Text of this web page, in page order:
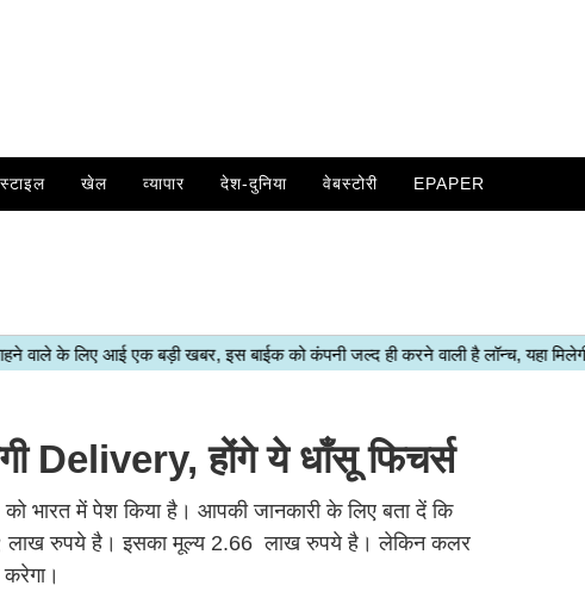
खेल व्यापार देश-दुनिया वेबस्टोरी EPAPER
Delivery, होंगे ये धाँसू फिचर्स
भारत में पेश किया है। आपकी जानकारी के लिए बता दें कि
लाख रुपये है। इसका मूल्य 2.66 लाख रुपये है। लेकिन कलर